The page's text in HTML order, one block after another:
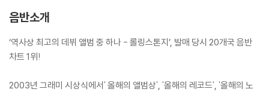
음반소개
‘역사상 최고의 데뷔 앨범 중 하나 - 롤링스톤지’, 발매 당시 20개국 음반
차트 1위!
2003년 그래미 시상식에서' 올해의 앨범상', '올해의 레코드', '올해의 노